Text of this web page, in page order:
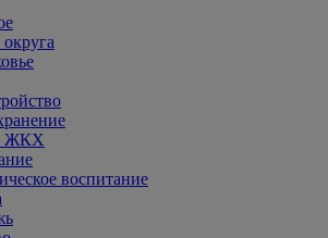
ЖКХ
воспитание